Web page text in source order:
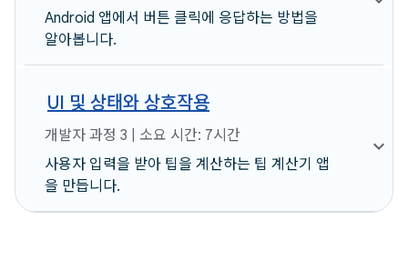
Android 앱에서 버튼 클릭에 응답하는 방법을
알아봅니다.
UI 및 상태와 상호작용
개발자 과정 3 | 소요 시간: 7시간
사용자 입력을 받아 팁을 계산하는 팁 계산기 앱
을 만듭니다.